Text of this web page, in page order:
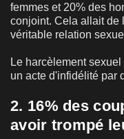
femmes et 20% des
conjoint. Cela allait de
véritable relation
Le harcèlement
un acte d'infidélité par
2. 16% des
avoir trompé